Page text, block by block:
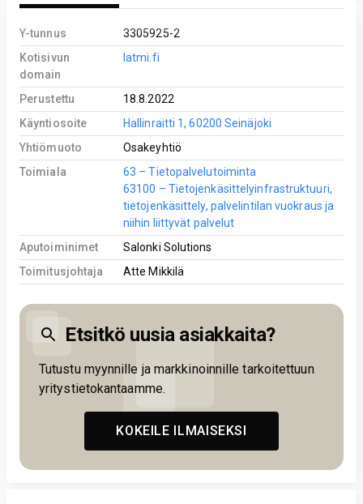
Y-tunnus
3305925-2
Kotisivun
domain
latmi.fi
Perustettu
18.8.2022
Käyntiosoite
Hallinraitti 1, 60200 Seinäjoki
Yhtiömuoto
Osakeyhtiö
Toimiala
63 – Tietopalvelutoiminta
63100 – Tietojenkäsittelyinfrastruktuuri,
tietojenkäsittely, palvelintilan vuokraus ja
niihin liittyvät palvelut
Aputoiminimet
Salonki Solutions
Toimitusjohtaja
Atte Mikkilä
Etsitkö uusia asiakkaita?
Tutustu myynnille ja markkinoinnille tarkoitettuun
yritystietokantaamme.
KOKEILE ILMAISEKSI